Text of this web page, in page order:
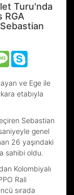
Turu'nda
RGA
Message
ve Ege ile
etabıyla
Sebastian
genel
26 yaşındaki
sahibi oldu.
Kolombiyalı
Rali
sırada